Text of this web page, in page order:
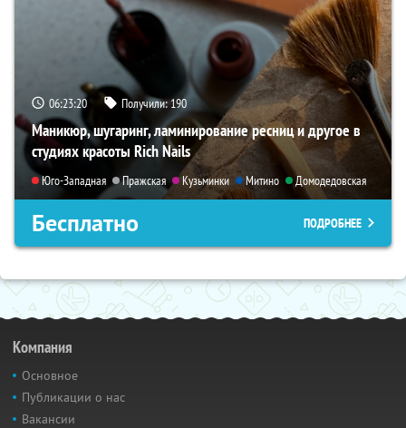
06:23:19 Получили:190
Маникюр, шугаринг, ламинирование ресниц и другое в
студиях красоты Rich Nails
Юго-Западная Пражская Кузьминки Митино Домодедовская
Бесплатно ПОДРОБНЕЕ
Компания
Основное
Публикации о нас
Вакансии